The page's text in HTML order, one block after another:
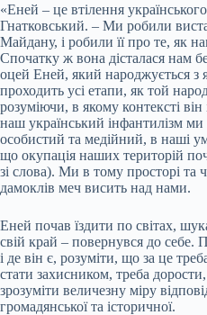
«Еней – це втілення
Гнатковський. – Ми робили
Майдану, і робили її про те, як
Спочатку ж вона дісталася нам
оцей Еней, який народжується з
проходить усі етапи, як той
розуміючи, в якому контексті
наш український інфантилізм
особистий та медійний, в наші
що окупація наших територій
зі слова). Ми в тому просторі та
дамоклів меч висить над нами.
Еней почав їздити по світах,
свій край – повернувся до себе.
і де він є, розуміти, що за це
стати захисником, треба
зрозуміти величезну міру
громадянської та історичної.